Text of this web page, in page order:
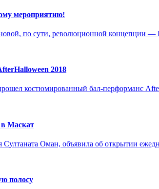
мероприятию!
по сути, революционной концепции —
2018
костюмированный бал-перформанс
Маскат
Оман, объявила об открытии
полосу